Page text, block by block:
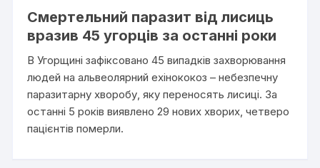
Смертельний паразит від лисиць
вразив 45 угорців за останні роки
В Угорщині зафіксовано 45 випадків захворювання
людей на альвеолярний ехінококоз – небезпечну
паразитарну хворобу, яку переносять лисиці. За
останні 5 років виявлено 29 нових хворих, четверо
пацієнтів померли.